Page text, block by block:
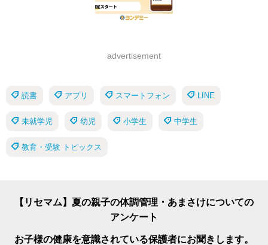
advertisement
読書 アプリ スマートフォン LINE
未就学児 幼児 小学生 中学生
教育・受験 トピックス
【リセマム】夏の親子の体調管理・あまさけについての
アンケート
お子様の健康を意識されている保護者にお聞きします。